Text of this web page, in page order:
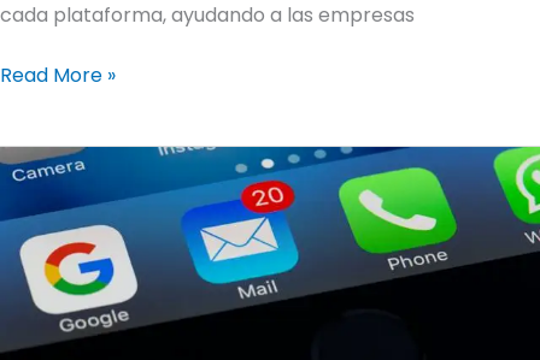
cada plataforma, ayudando a las empresas
Read More »
El
arte
de
las
líneas
asunto